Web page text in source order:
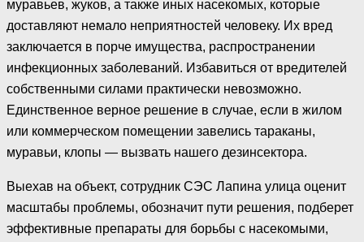
муравьев, жуков, а также иных насекомых, которые
доставляют немало неприятностей человеку. Их вред
заключается в порче имущества, распространении
инфекционных заболеваний. Избавиться от вредителей
собственными силами практически невозможно.
Единственное верное решение в случае, если в жилом
или коммерческом помещении завелись тараканы,
муравьи, клопы — вызвать нашего дезинсектора.
Выехав на объект, сотрудник СЭС Лапина улица оценит
масштабы проблемы, обозначит пути решения, подберет
эффективные препараты для борьбы с насекомыми,